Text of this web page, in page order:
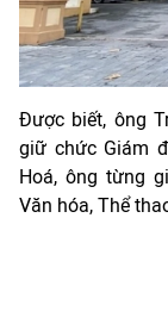
Được biết, ông
giữ chức Giám
Hoá, ông từng
Văn hóa, Thể